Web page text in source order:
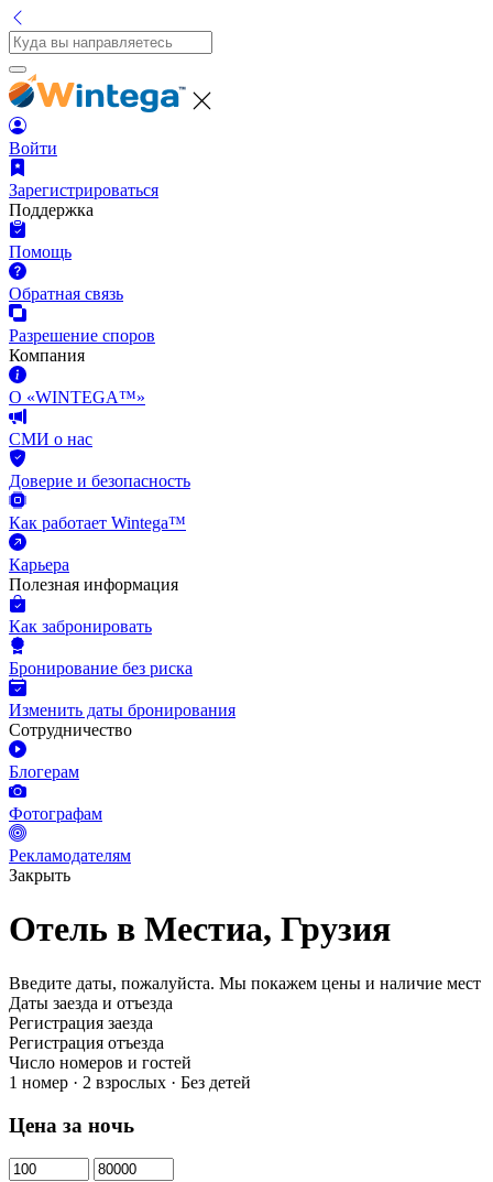
Войти
Зарегистрироваться
Поддержка
Помощь
Обратная связь
Разрешение споров
Компания
О «WINTEGA™»
СМИ о нас
Доверие и безопасность
Как работает Wintega™
Карьера
Полезная информация
Как забронировать
Бронирование без риска
Изменить даты бронирования
Сотрудничество
Блогерам
Фотографам
Рекламодателям
Закрыть
Отель в Местиа, Грузия
Введите даты, пожалуйста. Мы покажем цены и наличие мест
Даты заезда и отъезда
Регистрация заезда
Регистрация отъезда
Число номеров и гостей
1 номер · 2 взрослых · Без детей
Цена за ночь